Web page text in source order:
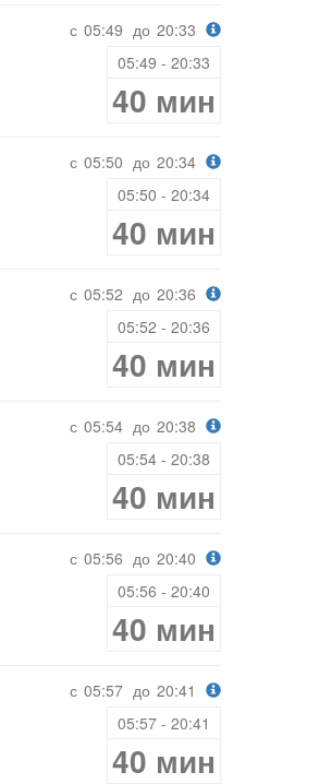
с 05:49 до 20:33
05:49 - 20:33
40 мин
с 05:50 до 20:34
05:50 - 20:34
40 мин
с 05:52 до 20:36
05:52 - 20:36
40 мин
с 05:54 до 20:38
05:54 - 20:38
40 мин
с 05:56 до 20:40
05:56 - 20:40
40 мин
с 05:57 до 20:41
05:57 - 20:41
40 мин